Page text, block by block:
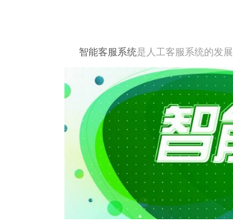
智能客服系统是人工客服系统的发